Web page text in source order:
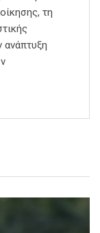
τη
ανάπτυξη